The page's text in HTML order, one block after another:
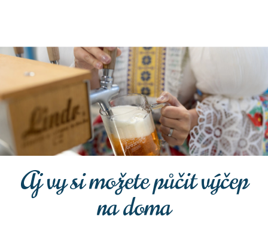
Aj vy si možete půčit výčep
na doma